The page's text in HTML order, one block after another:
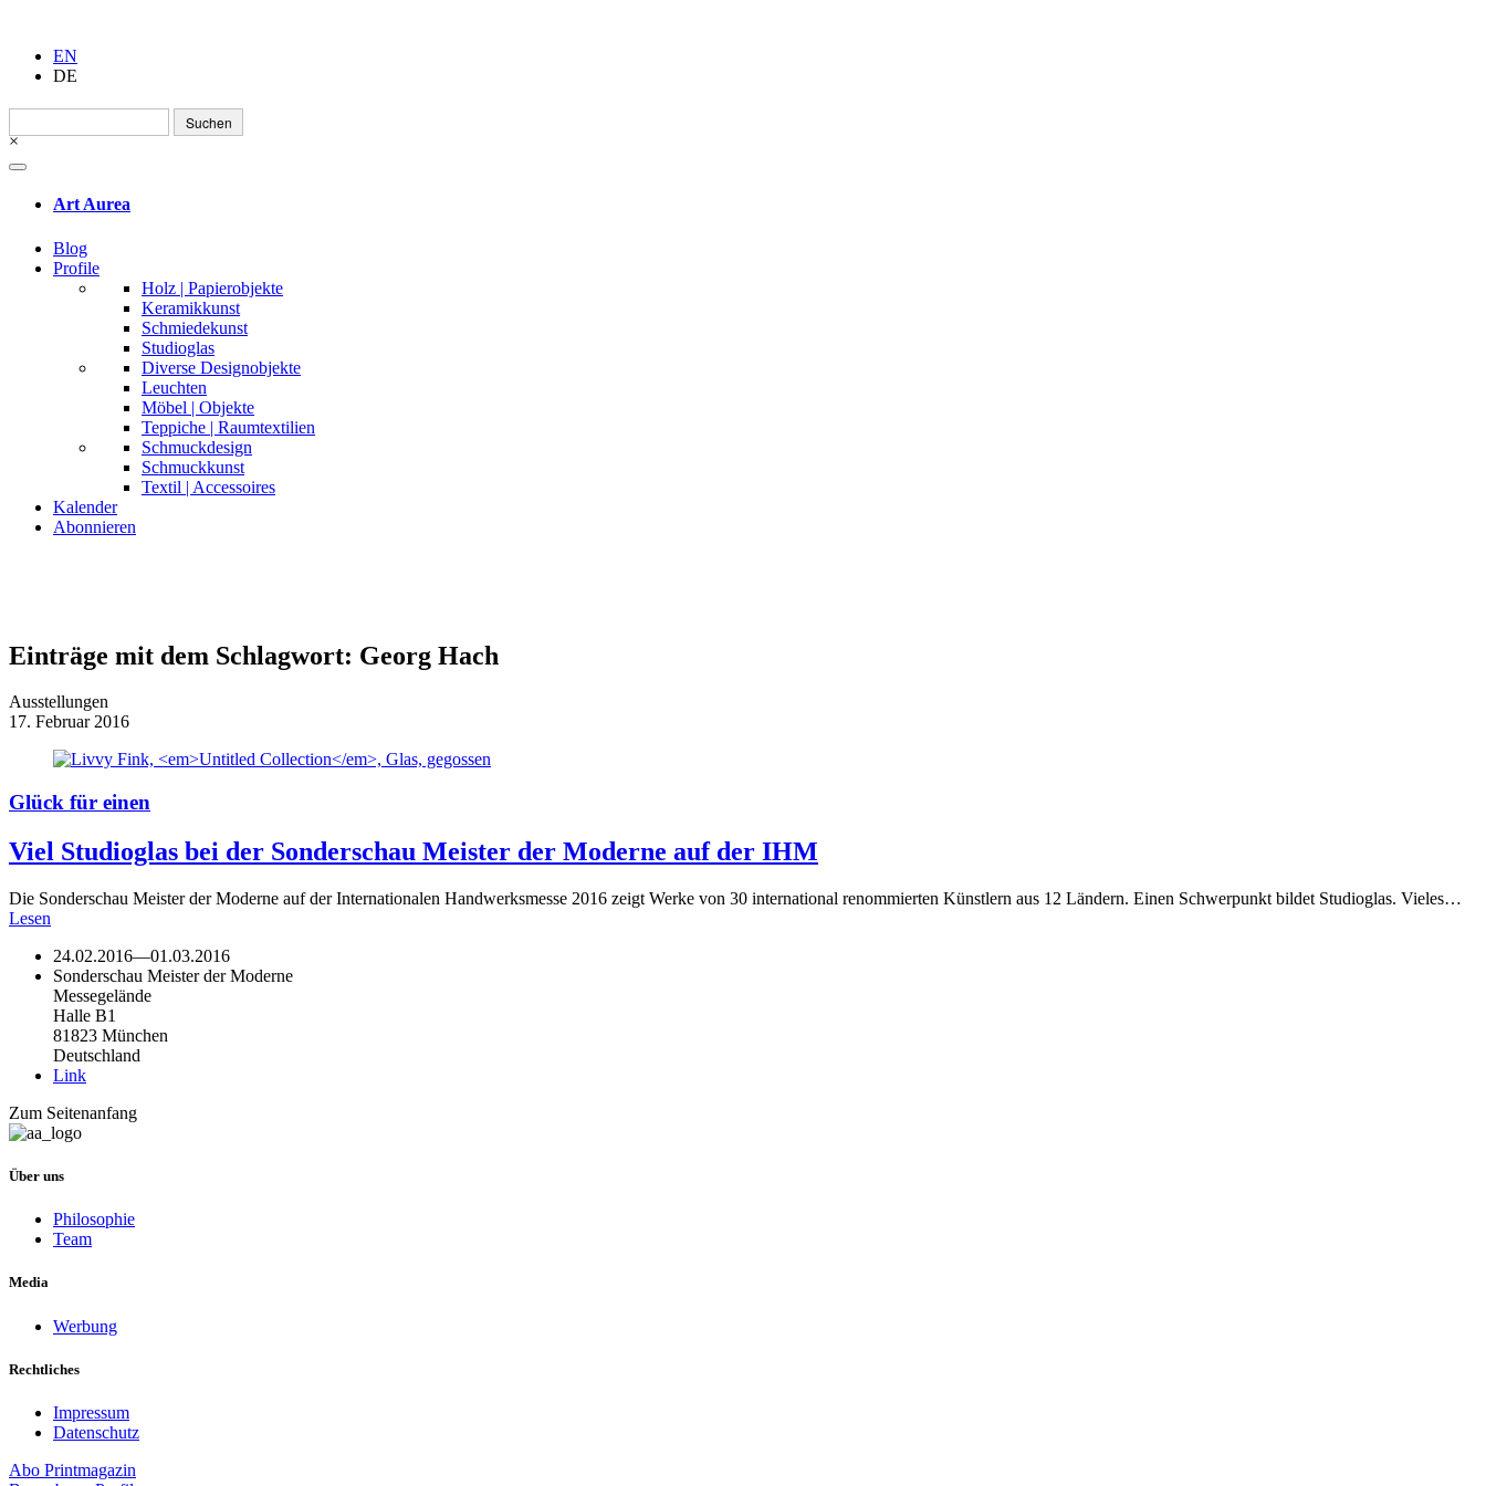
EN
DE
Suchen
nach:
×
Art Aurea
Blog
Profile
Holz | Papierobjekte
Keramikkunst
Schmiedekunst
Studioglas
Diverse Designobjekte
Leuchten
Möbel | Objekte
Teppiche | Raumtextilien
Schmuckdesign
Schmuckkunst
Textil | Accessoires
Kalender
Abonnieren
Einträge mit dem Schlagwort: Georg Hach
Ausstellungen
17. Februar 2016
Glück für einen
Viel Studioglas bei der Sonderschau Meister der Moderne auf der IHM
Die Sonderschau Meister der Moderne auf der Internationalen Handwerksmesse 2016 zeigt Werke von 30 international renommierten Künstlern aus 12 Ländern. Einen Schwerpunkt bildet Studioglas. Vieles…
Lesen
24.02.2016—01.03.2016
Sonderschau Meister der Moderne
Messegelände
Halle B1
81823 München
Deutschland
Link
Zum Seitenanfang
Über uns
Philosophie
Team
Media
Werbung
Rechtliches
Impressum
Datenschutz
Abo Printmagazin